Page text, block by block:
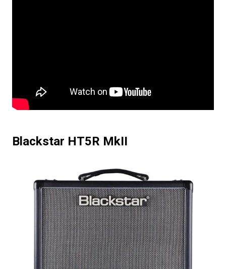
Blackstar HT5R MkII